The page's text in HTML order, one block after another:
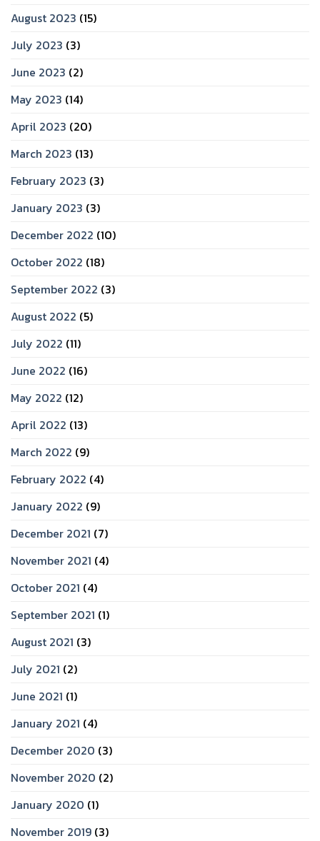
August 2023 (15)
July 2023 (3)
June 2023 (2)
May 2023 (14)
April 2023 (20)
March 2023 (13)
February 2023 (3)
January 2023 (3)
December 2022 (10)
October 2022 (18)
September 2022 (3)
August 2022 (5)
July 2022 (11)
June 2022 (16)
May 2022 (12)
April 2022 (13)
March 2022 (9)
February 2022 (4)
January 2022 (9)
December 2021 (7)
November 2021 (4)
October 2021 (4)
September 2021 (1)
August 2021 (3)
July 2021 (2)
June 2021 (1)
January 2021 (4)
December 2020 (3)
November 2020 (2)
January 2020 (1)
November 2019 (3)